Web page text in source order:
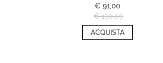
€ 91,00
€ 130,00
ACQUISTA